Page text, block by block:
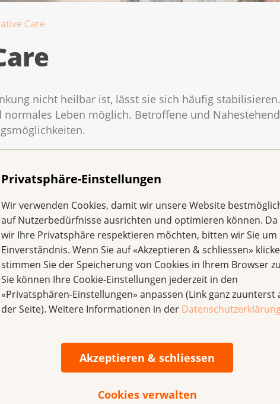
Privatsphäre-Einstellungen
Wir verwenden Cookies, damit wir unsere Website
auf Nutzerbedürfnisse ausrichten und optimieren können. Da
wir Ihre Privatsphäre respektieren möchten, bitten wir Sie um
Einverständnis. Wenn Sie auf «Akzeptieren & schliessen»
stimmen Sie der Speicherung von Cookies in Ihrem Browser
Sie können Ihre Cookie-Einstellungen jederzeit in den
«Privatsphären-Einstellungen» anpassen (Link ganz zuunterst
der Seite). Weitere Informationen in der
Akzeptieren & schliessen
Cookies verwalten
Care
nicht heilbar ist, lässt sie sich häufig
Leben möglich. Betroffene und
Patientenverfügung
bei Krebs: Was muss
ich wissen?
für diese Seite?